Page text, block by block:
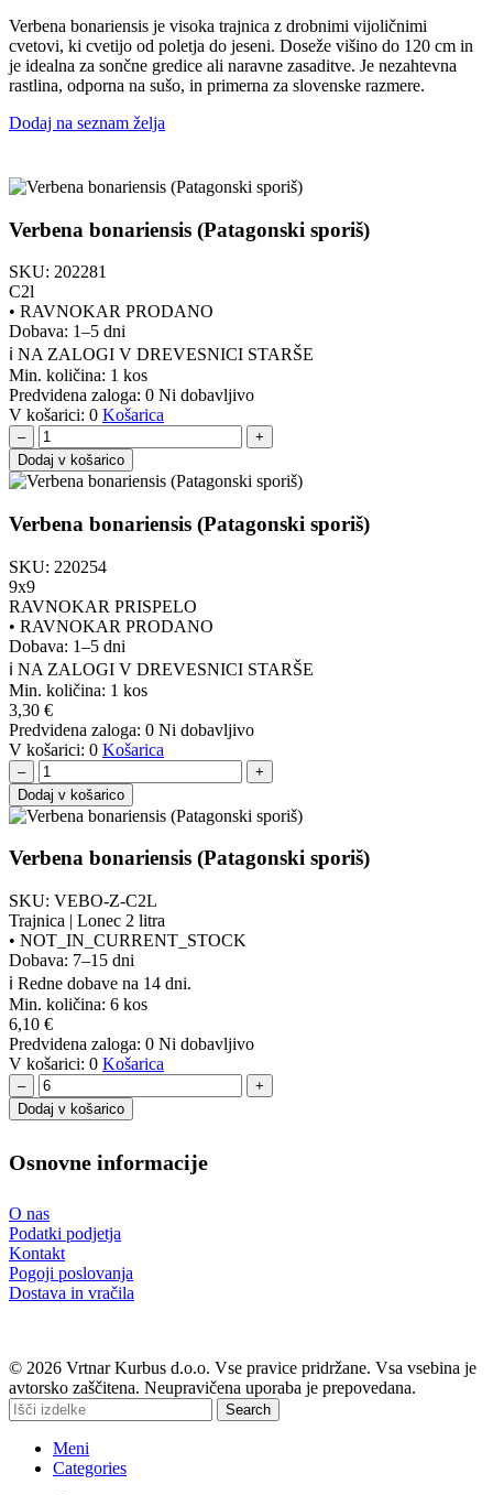
Verbena bonariensis je visoka trajnica z drobnimi vijoličnimi
cvetovi, ki cvetijo od poletja do jeseni. Doseže višino do 120 cm in
je idealna za sončne gredice ali naravne zasaditve. Je nezahtevna
rastlina, odporna na sušo, in primerna za slovenske razmere.
Dodaj na seznam želja
Verbena bonariensis (Patagonski sporiš)
SKU: 202281
C2l
• RAVNOKAR PRODANO
Dobava: 1–5 dni
ℹ️ NA ZALOGI V DREVESNICI STARŠE
Min. količina: 1 kos
Predvidena zaloga: 0 Ni dobavljivo
V košarici: 0 Košarica
–
+
Dodaj v košarico
Verbena bonariensis (Patagonski sporiš)
SKU: 220254
9x9
RAVNOKAR PRISPELO
• RAVNOKAR PRODANO
Dobava: 1–5 dni
ℹ️ NA ZALOGI V DREVESNICI STARŠE
Min. količina: 1 kos
3,30 €
Predvidena zaloga: 0 Ni dobavljivo
V košarici: 0 Košarica
–
+
Dodaj v košarico
Verbena bonariensis (Patagonski sporiš)
SKU: VEBO-Z-C2L
Trajnica | Lonec 2 litra
• NOT_IN_CURRENT_STOCK
Dobava: 7–15 dni
ℹ️ Redne dobave na 14 dni.
Min. količina: 6 kos
6,10 €
Predvidena zaloga: 0 Ni dobavljivo
V košarici: 0 Košarica
–
+
Dodaj v košarico
Osnovne informacije
O nas
Podatki podjetja
Kontakt
Pogoji poslovanja
Dostava in vračila
© 2026 Vrtnar Kurbus d.o.o. Vse pravice pridržane. Vsa vsebina je
avtorsko zaščitena. Neupravičena uporaba je prepovedana.
Search
Meni
Categories